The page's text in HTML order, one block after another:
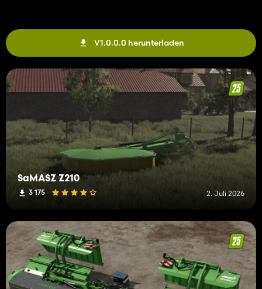
V1.0.0.0 herunterladen
SaMASZ Z210
3 175 2. Juli 2026